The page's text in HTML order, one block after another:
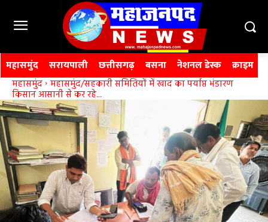
महासमुंद सरायपाली छत्तीसगढ़ बसना नेशनल डेस्क क्राइम
महासमुंद महासमुंद/सहकारी समितियों में खाद का पर्याप्त भंडारण
किसान आसानी से कर रहे...